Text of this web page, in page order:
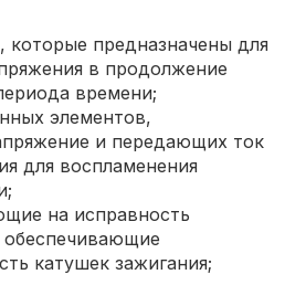
которые предназначены для
в продолжение
времени;
элементов,
и передающих ток
для воспламенения
на исправность
обеспечивающие
катушек зажигания;